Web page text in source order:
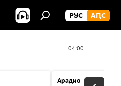
РУС АԤС
04:00
Арадио